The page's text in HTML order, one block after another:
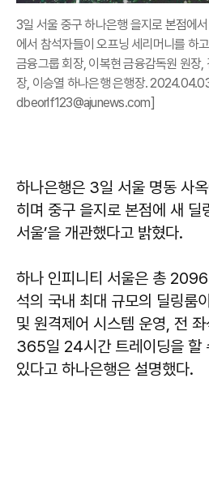
3일 서울 중구 하나은행 을지로 본점에
에서 참석자들이 오프닝 세리머니를 하
금융그룹 회장, 이복현 금융감독원 원장,
장, 이승열 하나은행 은행장.
dbeorlf123@ajunews.com]
하나은행은 3일 서울 명동 사
히며 중구 을지로 본점에 새 딜
서울’을 개관했다고 밝혔다.
하나 인피니티 서울은 총
석의 국내 최대 규모의 딜링룸
및 원격제어 시스템 운영, 전
365일 24시간 트레이딩을 할
있다고 하나은행은 설명했다.